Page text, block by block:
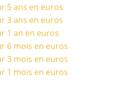
5 ans en euros
3 ans en euros
1 an en euros
6 mois en euros
3 mois en euros
1 mois en euros